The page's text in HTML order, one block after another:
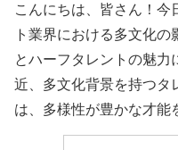
こんにちは、皆さん！今
ト業界における多文化
とハーフタレントの魅力
近、多文化背景を持つタ
は、多様性が豊かな才能